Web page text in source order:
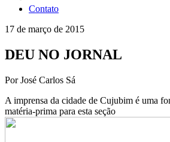
Contato
17 de março de 2015
DEU NO JORNAL
Por José Carlos Sá
A imprensa da cidade de Cujubim é uma
matéria-prima para esta seção